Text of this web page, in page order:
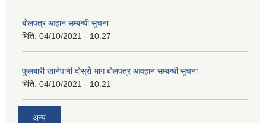
बाेलपत्र आहान सम्बन्धी सुचना
मिति: 04/10/2021 - 10:27
फुलबारी खानेपानी दाेस्राेे भाग बाेलपत्र आवहान सम्बन्धी सुचना
मिति: 04/10/2021 - 10:21
अन्य